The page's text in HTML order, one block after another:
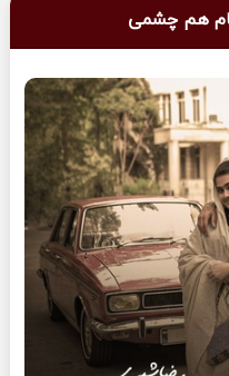
هم چشمی